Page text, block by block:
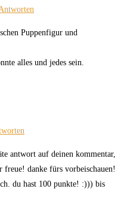
Puppenfigur und
alles und jedes sein.
antwort auf deinen kommentar,
freue! danke fürs vorbeischauen!
du hast 100 punkte! :))) bis